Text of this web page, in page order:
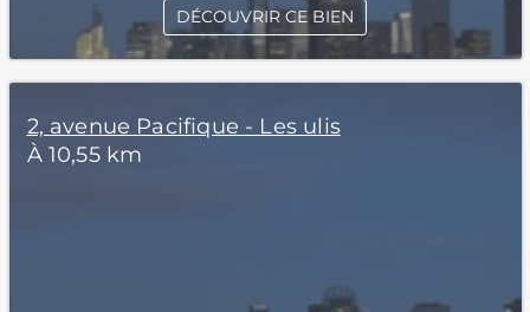
DÉCOUVRIR CE BIEN
2, avenue Pacifique - Les ulis
À 10,55 km